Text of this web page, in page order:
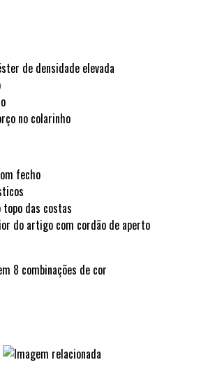
de densidade elevada
no colarinho
fecho
topo das costas
do artigo com cordão de aperto
combinações de cor